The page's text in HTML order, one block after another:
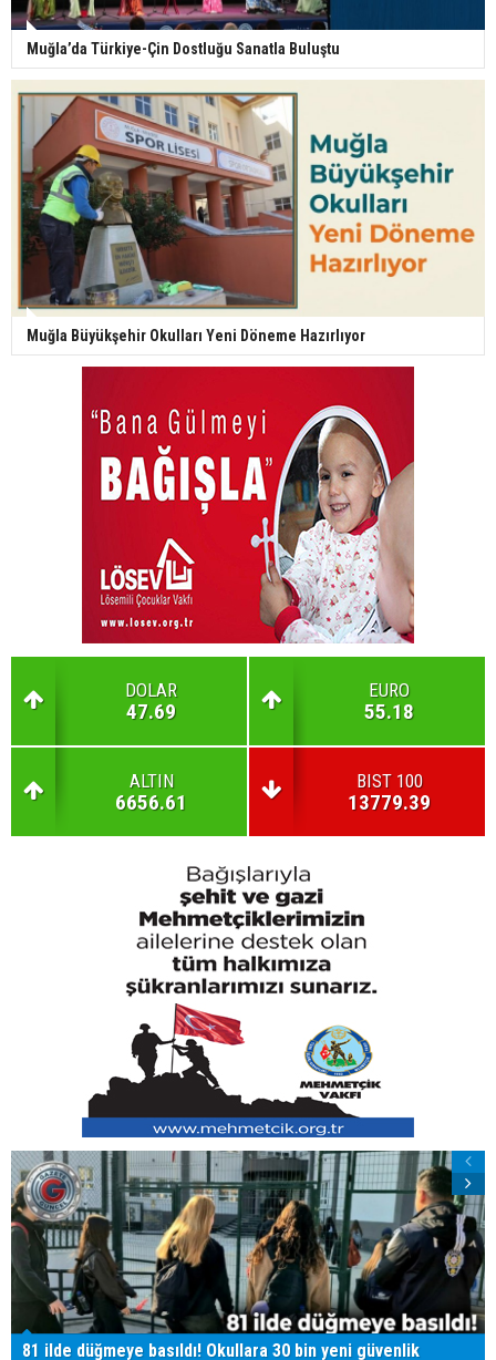
Muğla’da Türkiye-Çin Dostluğu Sanatla Buluştu
Muğla Büyükşehir Okulları Yeni Döneme Hazırlıyor
DOLAR
47.69
EURO
55.18
ALTIN
6656.61
BIST 100
13779.39
81 ilde düğmeye basıldı! Okullara 30 bin yeni güvenlik